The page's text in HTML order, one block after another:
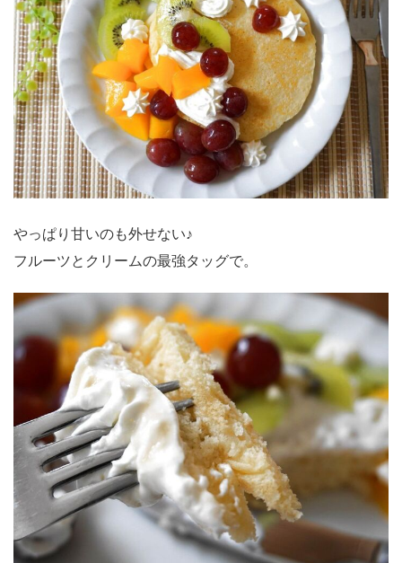
やっぱり甘いのも外せない♪
フルーツとクリームの最強タッグで。